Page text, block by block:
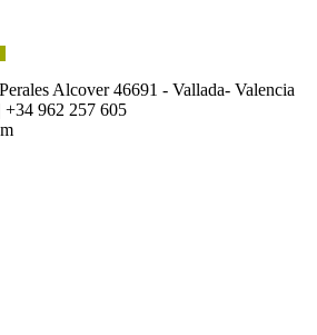
Alcover 46691 - Vallada- Valencia
+34 962 257 605